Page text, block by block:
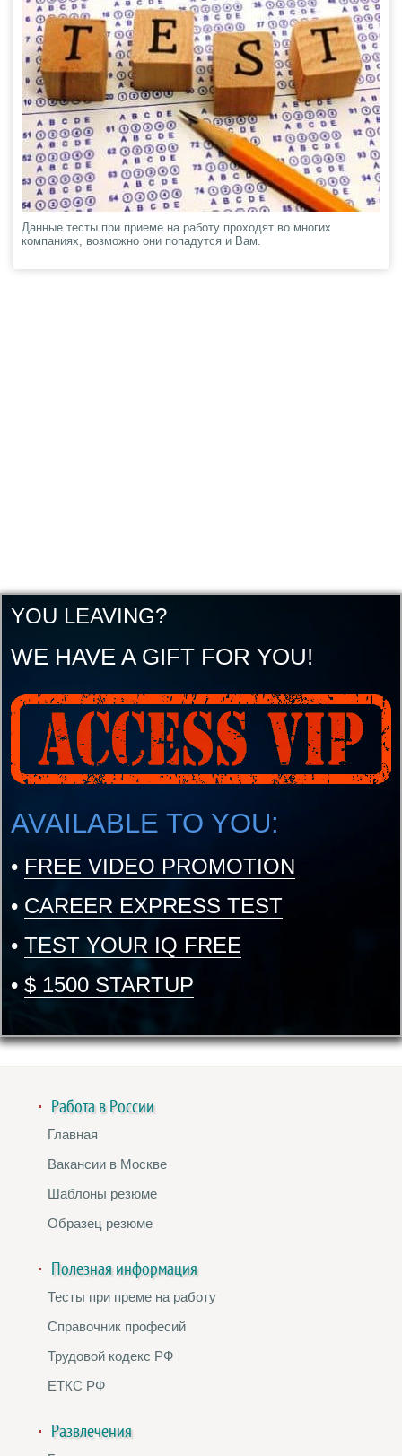
Данные тесты при приеме на работу проходят во многих
компаниях, возможно они попадутся и Вам.
YOU LEAVING?
WE HAVE A GIFT FOR YOU!
AVAILABLE TO YOU:
• FREE VIDEO PROMOTION
• CAREER EXPRESS TEST
• TEST YOUR IQ FREE
• $ 1500 STARTUP
Работа в России
Главная
Вакансии в Москве
Шаблоны резюме
Образец резюме
Полезная информация
Тесты при преме на работу
Справочник професий
Трудовой кодекс РФ
ЕТКС РФ
Развлечения